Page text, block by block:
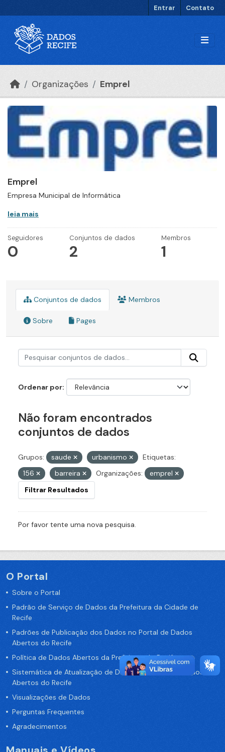
Entrar Contato
Organizações Emprel
Emprel
Empresa Municipal de Informática
leia mais
Seguidores
0
Conjuntos de dados
2
Membros
1
Conjuntos de dados Membros
Sobre Pages
Ordenar por
Não foram encontrados
conjuntos de dados
Grupos: saude urbanismo
Etiquetas:
156
barreira Organizações:
emprel
Filtrar Resultados
Por favor tente uma nova pesquisa.
O Portal
Sobre o Portal
Padrão de Serviço de Dados da Prefeitura da Cidade de
Recife
Padrões de Publicação dos Dados no Portal de Dados
Abertos do Recife
Política de Dados Abertos da Prefeitura do Recife
Sistemática de Atualização de Dados do Portal de Dados
Abertos do Recife
Visualizações de Dados
Perguntas Frequentes
Agradecimentos